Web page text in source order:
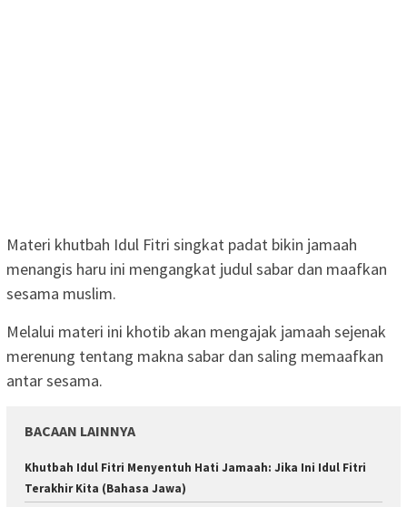
Materi khutbah Idul Fitri singkat padat bikin jamaah
menangis haru ini mengangkat judul sabar dan maafkan
sesama muslim.
Melalui materi ini khotib akan mengajak jamaah sejenak
merenung tentang makna sabar dan saling memaafkan
antar sesama.
BACAAN LAINNYA
Khutbah Idul Fitri Menyentuh Hati Jamaah: Jika Ini Idul Fitri
Terakhir Kita (Bahasa Jawa)